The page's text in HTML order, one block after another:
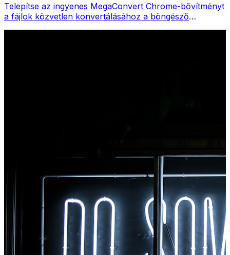
Telepítse az ingyenes MegaConvert Chrome-bővítményt
a fájlok közvetlen konvertálásához a böngésző